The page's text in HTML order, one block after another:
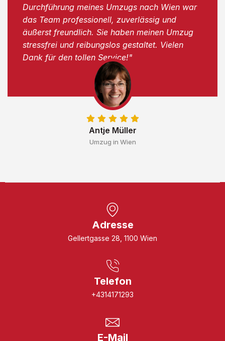
Antje Müller
Umzug in Wien
Durchführung meines Umzugs nach Wien war
das Team professionell, zuverlässig und
äußerst freundlich. Sie haben meinen Umzug
stressfrei und reibungslos gestaltet. Vielen
Dank für den tollen Service!"
Adresse
Gellertgasse 28, 1100 Wien
Telefon
+4314171293
E-Mail